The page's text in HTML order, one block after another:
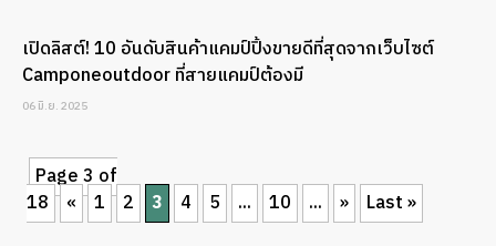
เปิดลิสต์! 10 อันดับสินค้าแคมป์ปิ้งขายดีที่สุดจากเว็บไซต์
Camponeoutdoor ที่สายแคมป์ต้องมี
06 มิ.ย. 2025
Page 3 of
18
« 1 2 3 4 5 ... 10 ... » Last »